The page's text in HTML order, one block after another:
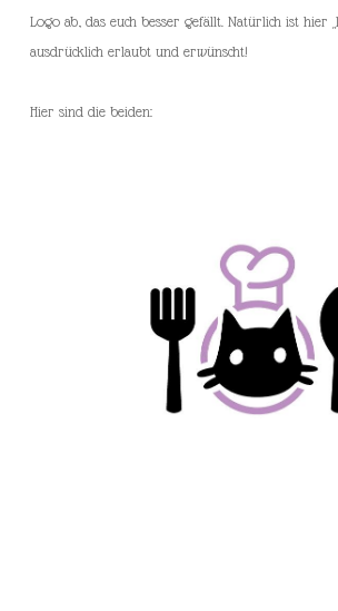
Logo ab, das euch besser gefällt. Natürlich ist hier
ausdrücklich erlaubt und erwünscht!
Hier sind die beiden: